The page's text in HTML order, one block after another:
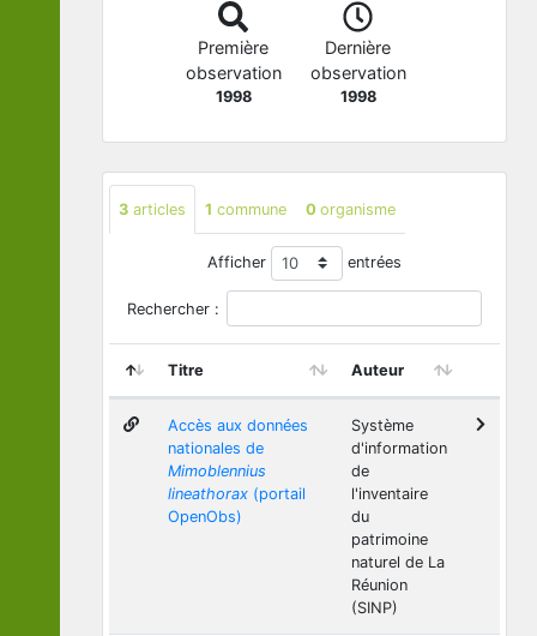
Première
observation
1998
Dernière
observation
1998
3 articles 1 commune 0 organisme
Afficher entrées
Rechercher :
Titre Auteur
Accès aux données
nationales de
Mimoblennius
lineathorax (portail
OpenObs)
Système
d'information
de
l'inventaire
du
patrimoine
naturel de La
Réunion
(SINP)